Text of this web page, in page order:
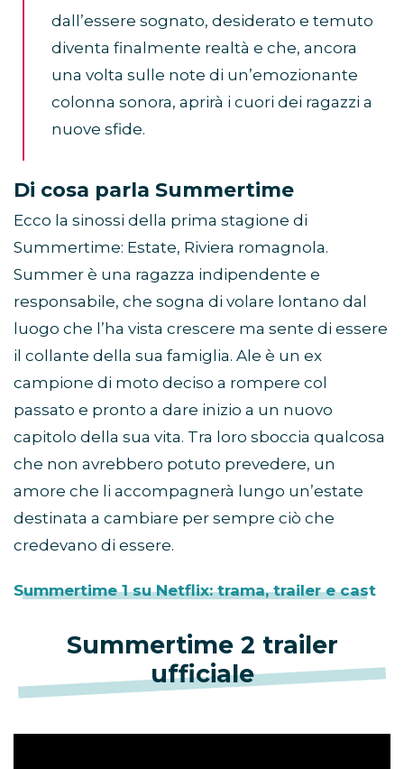
dall’essere sognato, desiderato e temuto
diventa finalmente realtà e che, ancora
una volta sulle note di un’emozionante
colonna sonora, aprirà i cuori dei ragazzi a
nuove sfide.
Di cosa parla Summertime
Ecco la sinossi della prima stagione di
Summertime: Estate, Riviera romagnola.
Summer è una ragazza indipendente e
responsabile, che sogna di volare lontano dal
luogo che l’ha vista crescere ma sente di essere
il collante della sua famiglia. Ale è un ex
campione di moto deciso a rompere col
passato e pronto a dare inizio a un nuovo
capitolo della sua vita. Tra loro sboccia qualcosa
che non avrebbero potuto prevedere, un
amore che li accompagnerà lungo un’estate
destinata a cambiare per sempre ciò che
credevano di essere.
Summertime 1 su Netflix: trama, trailer e cast
Summertime 2 trailer
ufficiale